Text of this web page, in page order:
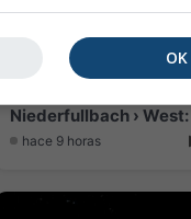
Niederfullbach ›
hace 9 horas
OK